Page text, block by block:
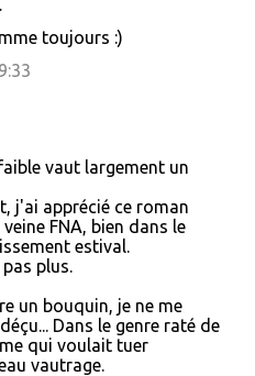
toujours :)
vaut largement un
j'ai apprécié ce roman
FNA, bien dans le
estival.
plus.
un bouquin, je ne me
Dans le genre raté de
qui voulait tuer
vautrage.